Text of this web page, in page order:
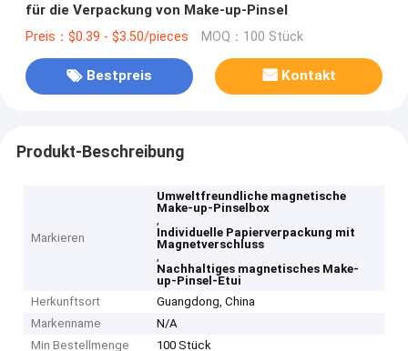
für die Verpackung von Make-up-Pinsel
Preis：$0.39 - $3.50/pieces MOQ：100 Stück
Bestpreis Kontakt
Produkt-Beschreibung
Markieren
Umweltfreundliche magnetische
Make-up-Pinselbox
,
Individuelle Papierverpackung mit
Magnetverschluss
,
Nachhaltiges magnetisches Make-
up-Pinsel-Etui
Herkunftsort
Guangdong, China
Markenname
N/A
Min Bestellmenge
100 Stück